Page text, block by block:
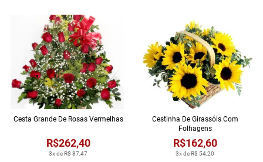
3x de R$ 87,47
R$262,40
Cesta Grande De Rosas Vermelhas
3x de R$ 54,20
R$162,60
Cestinha De Girassóis Com
Folhagens